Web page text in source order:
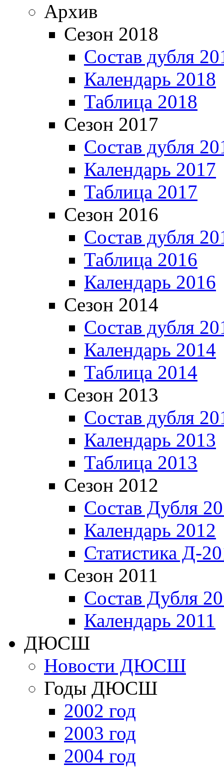
Архив
Сезон 2018
Состав дубля
Календарь 2018
Таблица 2018
Сезон 2017
Состав дубля
Календарь 2017
Таблица 2017
Сезон 2016
Состав дубля
Таблица 2016
Календарь 2016
Сезон 2014
Состав дубля
Календарь 2014
Таблица 2014
Сезон 2013
Состав дубля
Календарь 2013
Таблица 2013
Сезон 2012
Состав Дубля
Календарь 2012
Статистика Д-
Сезон 2011
Состав Дубля
Календарь 2011
ДЮСШ
Новости ДЮСШ
Годы ДЮСШ
2002 год
2003 год
2004 год